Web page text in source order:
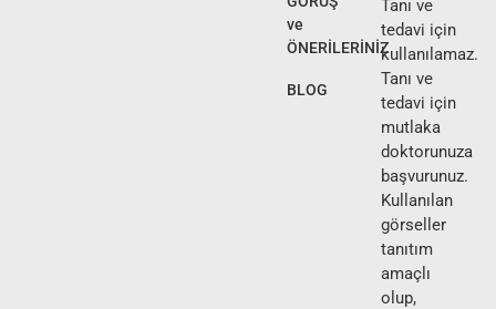
ve
ÖNERİLERİNİZ
BLOG
Tanı ve
tedavi için
kullanılamaz.
Tanı ve
tedavi için
mutlaka
doktorunuza
başvurunuz.
Kullanılan
görseller
tanıtım
amaçlı
olup,